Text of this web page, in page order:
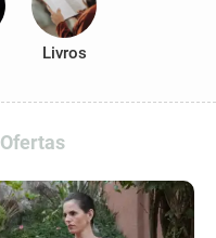
Livros
Ofertas